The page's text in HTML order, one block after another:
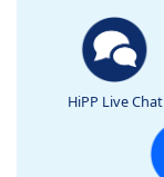
HiPP Live Chat